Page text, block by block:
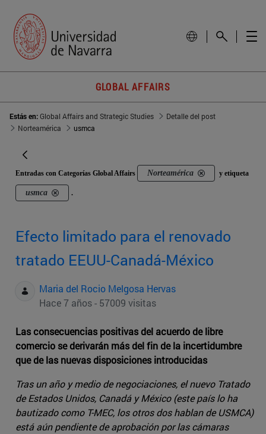
GLOBAL AFFAIRS
Estás en:Global Affairs and Strategic Studies
Detalle del post
Norteamérica
usmca
Entradas con Categorías Global Affairs Norteamérica y etiqueta
usmca .
Efecto limitado para el renovado
tratado EEUU-Canadá-México
Maria del Rocio Melgosa Hervas
Hace 7 años - 57009 visitas
Las consecuencias positivas del acuerdo de libre
comercio se derivarán más del fin de la incertidumbre
que de las nuevas disposiciones introducidas
Tras un año y medio de negociaciones, el nuevo Tratado
de Estados Unidos, Canadá y México (este país lo ha
bautizado como T-MEC, los otros dos hablan de USMCA)
está aún pendiente de aprobación por las cámaras